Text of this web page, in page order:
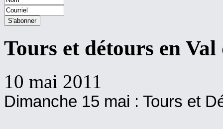
Tours et détours en
10 mai 2011
Dimanche 15 mai : Tours et